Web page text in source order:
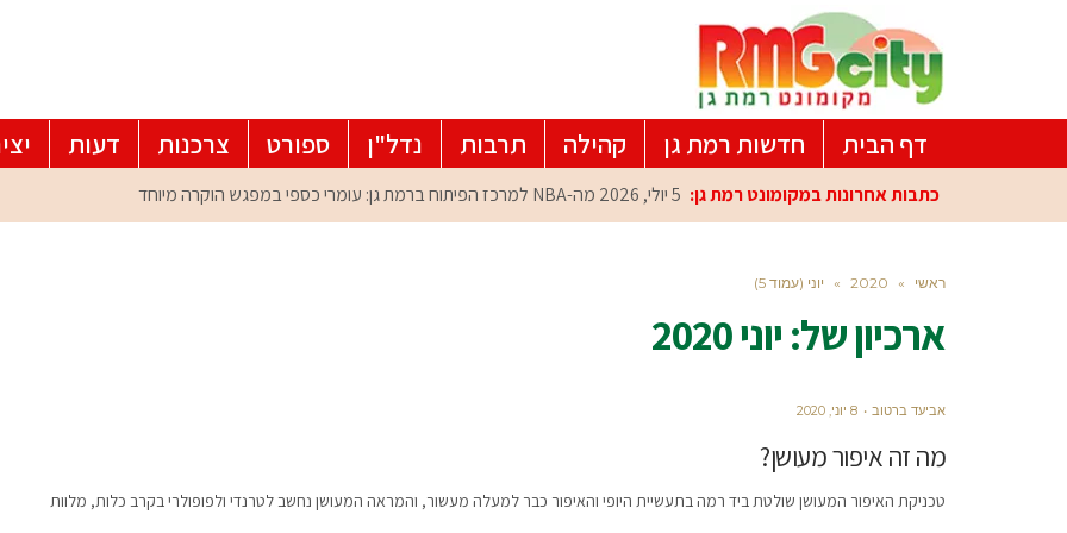
דף הבית חדשות רמת גן קהילה תרבות נדל"ן ספורט צרכנות דעות
כתבות אחרונות במקומונט רמת גן: 5 יולי, 2026 מה-NBA למרכז הפיתוח ברמת גן: עומרי כספי במפגש הוקרה מיוחד
ראשי »
2020
» יוני (עמוד 5)
ארכיון של:יוני 2020
אביעד ברטוב 8 יוני, 2020
מה זה איפור מעושן?
טכניקת האיפור המעושן שולטת ביד רמה בתעשיית היופי והאיפור כבר למעלה מעשור, והמראה המעושן נחשב לטרנדי ולפופולרי בקרב כלות, מלוות